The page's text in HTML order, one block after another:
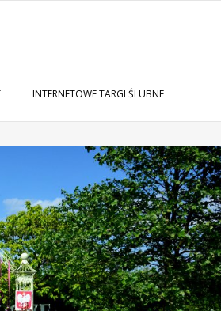
INTERNETOWE TARGI ŚLUBNE